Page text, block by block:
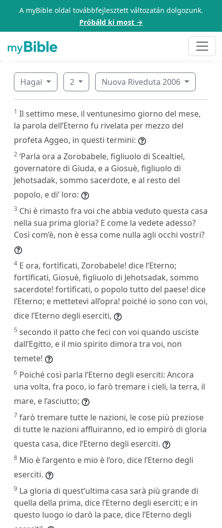
A myBible oldal továbbfejlesztett változatán dolgozunk.
Próbáld ki most →
Hagai 2 Nuova Riveduta 2006
1 Il settimo mese, il ventunesimo giorno del mese,
la parola dell’Eterno fu rivelata per mezzo del
profeta Aggeo, in questi termini:
2 ‘Parla ora a Zorobabele, figliuolo di Scealtiel,
governatore di Giuda, e a Giosuè, figliuolo di
Jehotsadak, sommo sacerdote, e al resto del
popolo, e di’ loro:
3 Chi è rimasto fra voi che abbia veduto questa casa
nella sua prima gloria? E come la vedete adesso?
Così com’è, non è essa come nulla agli occhi vostri?
4 E ora, fortìficati, Zorobabele! dice l’Eterno;
fortìficati, Giosuè, figliuolo di Jehotsadak, sommo
sacerdote! fortìficati, o popolo tutto del paese! dice
l’Eterno; e mettetevi all’opra! poiché io sono con voi,
dice l’Eterno degli eserciti,
5 secondo il patto che feci con voi quando usciste
dall’Egitto, e il mio spirito dimora tra voi, non
temete!
6 Poiché così parla l’Eterno degli eserciti: Ancora
una volta, fra poco, io farò tremare i cieli, la terra, il
mare, e l’asciutto;
7 farò tremare tutte le nazioni, le cose più preziose
di tutte le nazioni affluiranno, ed io empirò di gloria
questa casa, dice l’Eterno degli eserciti.
8 Mio è l’argento e mio è l’oro, dice l’Eterno degli
eserciti.
9 La gloria di quest’ultima casa sarà più grande di
quella della prima, dice l’Eterno degli eserciti; e in
questo luogo io darò la pace, dice l’Eterno degli